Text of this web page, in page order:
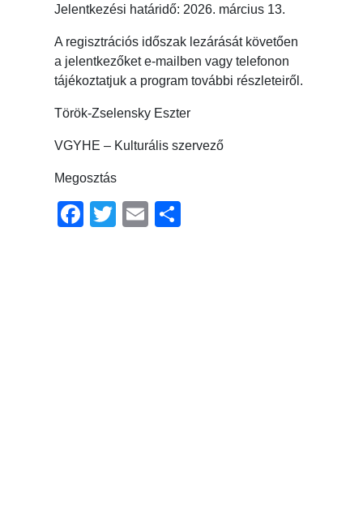
Jelentkezési határidő: 2026. március 13.
A regisztrációs időszak lezárását követően
a jelentkezőket e-mailben vagy telefonon
tájékoztatjuk a program további részleteiről.
Török-Zselensky Eszter
VGYHE – Kulturális szervező
Megosztás
Facebook
TwitterEmail